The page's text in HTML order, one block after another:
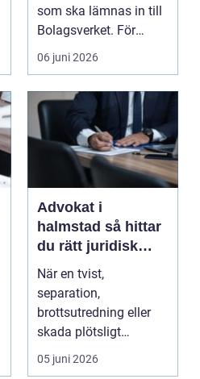
som ska lämnas in till
Bolagsverket. För
många företag i St...
06 juni 2026
Advokat i
halmstad så hittar
du rätt juridisk
hjälp när det
verkligen gäller
När en tvist,
separation,
brottsutredning eller
skada plötsligt
förändrar vardagen blir
juridiken sn...
05 juni 2026